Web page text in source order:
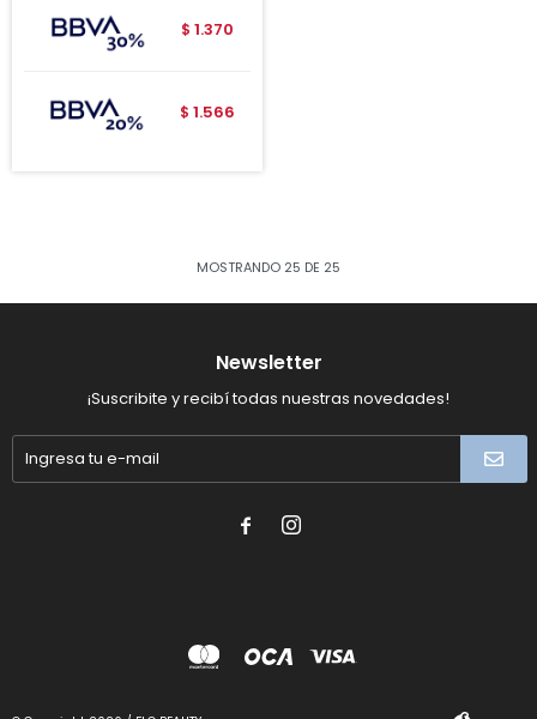
$ 1.370
$ 1.566
MOSTRANDO 25 DE 25
Newsletter
¡Suscribite y recibí todas nuestras novedades!
 